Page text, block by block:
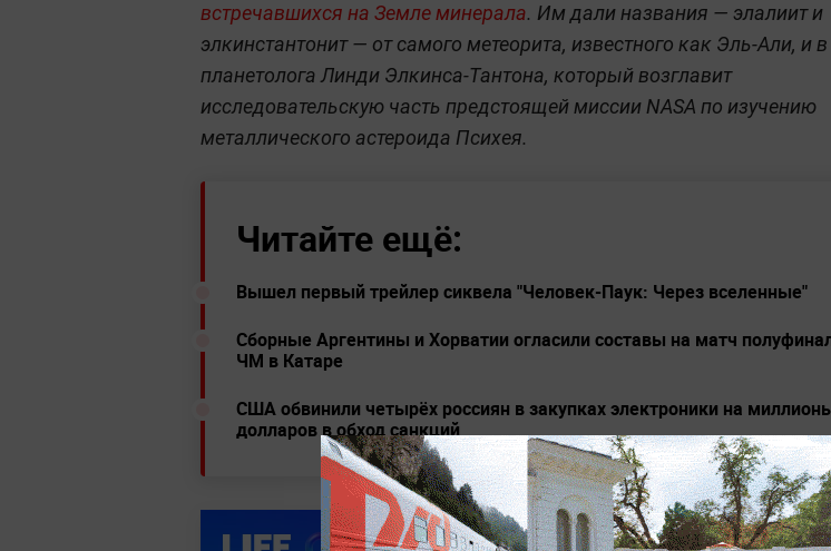
встречавшихся на Земле минерала. Им дали названия — элалиит и
элкинстантонит — от самого метеорита, известного как Эль-Али, и в
планетолога Линди Элкинса-Тантона, который возглавит
исследовательскую часть предстоящей миссии NASA по изучению
металлического астероида Психея.
Читайте ещё:
Вышел первый трейлер сиквела "Человек-Паук: Через вселенные"
Сборные Аргентины и Хорватии огласили составы на матч
ЧМ в Катаре
США обвинили четырёх россиян в закупках электроники на
долларов в обход санкций